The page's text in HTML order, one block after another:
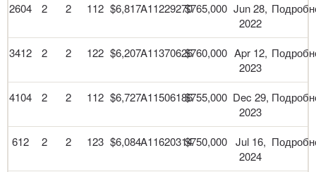
2604 2 2 112 $6,817A11229270$765,000 Jun 28,
2022
3412 2 2 122 $6,207A11370626$760,000 Apr 12,
2023
4104 2 2 112 $6,727A11506186$755,000 Dec 29,
2023
612 2 2 123 $6,084A11620314$750,000 Jul 16,
2024